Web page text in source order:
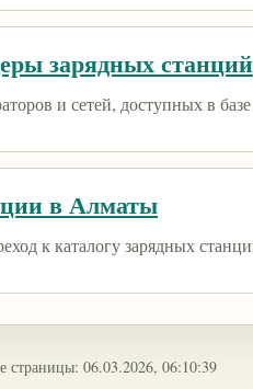
зарядных станций
и сетей, доступных в
в Алматы
к каталогу зарядных
страницы: 06.03.2026, 06:10:39